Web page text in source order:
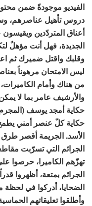
الفيديو موجودةً ضمن
دروس تأهيل عناصرهم،
أعناق المتردّدين
الجديدة، فهل أنت مؤهلٌ
وقلبك واقتل ضميرك ثم
ليس الامتحان مرهوناً
من هناك وأمام
والأرشيف عامر بما لا
حكاية أمجد يوسف
حكاية كلّ عنصر أمني
الأسد. الجريمة أقصر طرق
الجرائم التي تسرّبت
تهزّهم الكاميرا، حرصوا
الجرائم بمتعة، أظهروا
الضحايا، أدركوا في لحظة
وأطلقوا تعليقاتهم